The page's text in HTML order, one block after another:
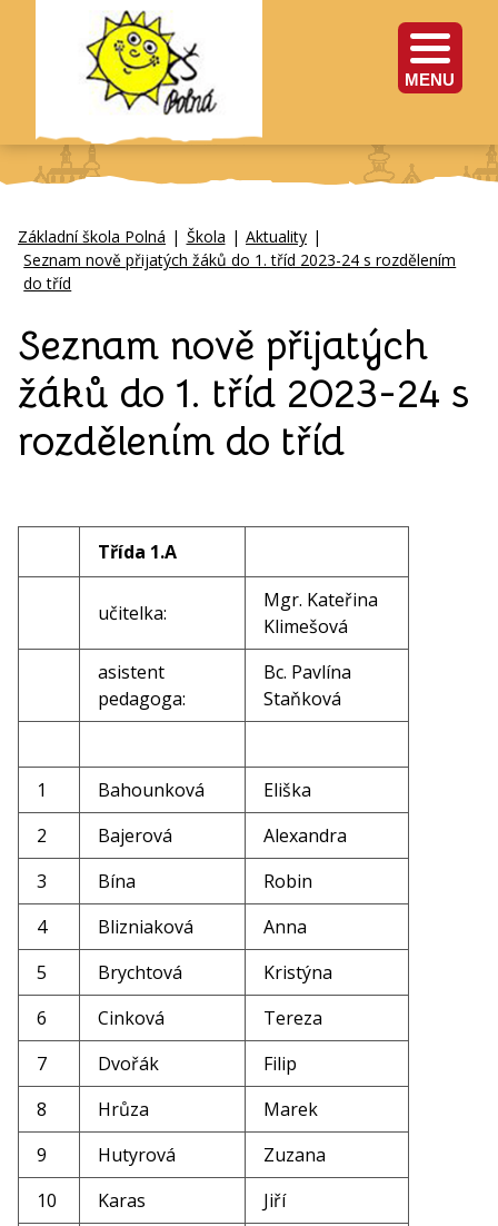
MENU
Základní škola Polná | Škola | Aktuality |
Seznam nově přijatých žáků do 1. tříd 2023-24 s rozdělením
do tříd
Seznam nově přijatých
žáků do 1. tříd 2023-24 s
rozdělením do tříd
Třída 1.A
učitelka:
Mgr. Kateřina
Klimešová
asistent
pedagoga:
Bc. Pavlína
Staňková
1 Bahounková
Eliška
2
Bajerová
Alexandra
3
Bína
Robin
4
Blizniaková
Anna
5
Brychtová
Kristýna
6
Cinková
Tereza
7
Dvořák
Filip
8
Hrůza
Marek
9
Hutyrová
Zuzana
10
Karas
Jiří